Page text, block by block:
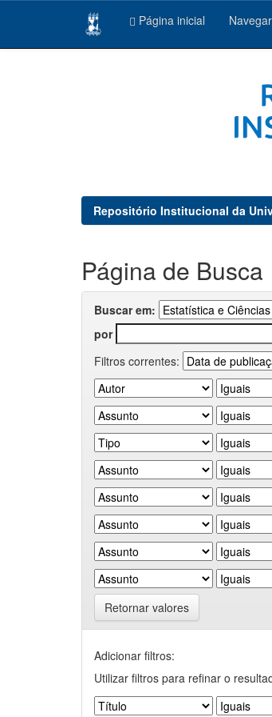
Página inicial Navegar
Repositório Institucional da
Página de Busca
Buscar em:
por
Filtros correntes:
Retornar valores
Adicionar filtros:
Utilizar filtros para refinar o